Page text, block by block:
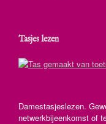
Tasjes lezen
Damestasjeslezen.
netwerkbijeenkomst of